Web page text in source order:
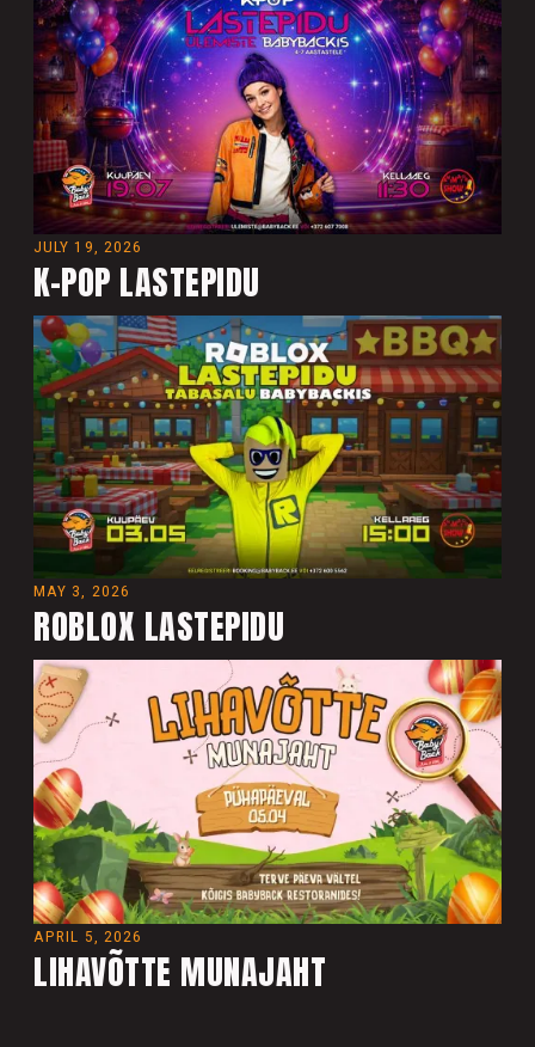
JULY 19, 2026
K-POP LASTEPIDU
MAY 3, 2026
ROBLOX LASTEPIDU
APRIL 5, 2026
LIHAVÕTTE MUNAJAHT